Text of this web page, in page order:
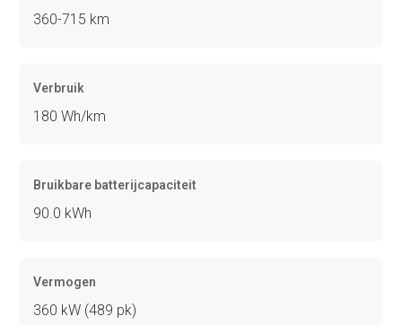
360-715 km
Verbruik
180 Wh/km
Bruikbare batterijcapaciteit
90.0 kWh
Vermogen
360 kW (489 pk)